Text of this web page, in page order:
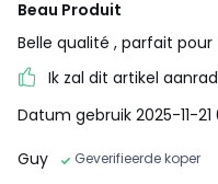
Beau Produit
Belle qualité , parfait
Ik zal dit artikel
Datum gebruik 2025-11-21
Guy
Geverifieerde koper